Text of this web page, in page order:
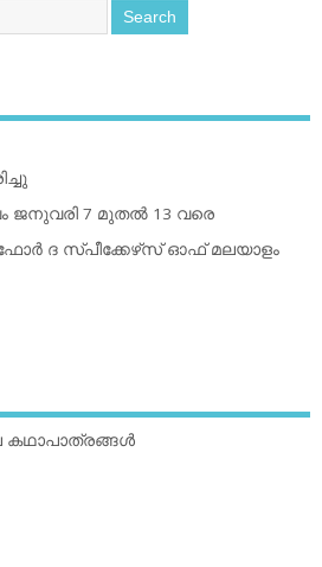
ജനുവരി 7 മുതല്‍ 13 വരെ
ദ സ്പീക്കേഴ്‌സ് ഓഫ് മലയാളം
കഥാപാത്രങ്ങള്‍